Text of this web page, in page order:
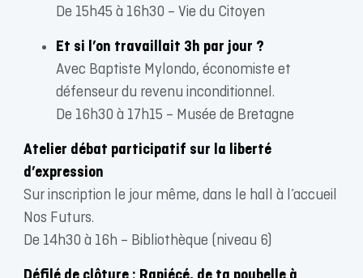
De 15h45 à 16h30 – Vie du Citoyen
Et si l’on travaillait 3h par jour ?
Avec Baptiste Mylondo, économiste et
défenseur du revenu inconditionnel.
De 16h30 à 17h15 – Musée de Bretagne
Atelier débat participatif sur la liberté
d’expression
Sur inscription le jour même, dans le hall à l’accueil
Nos Futurs.
De 14h30 à 16h – Bibliothèque (niveau 6)